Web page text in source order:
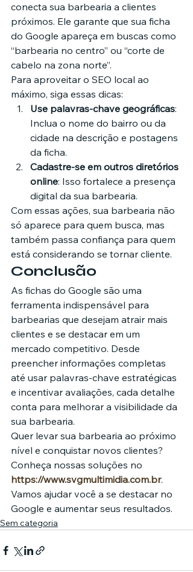
conecta sua barbearia a clientes
próximos. Ele garante que sua ficha
do Google apareça em buscas como
“barbearia no centro” ou “corte de
cabelo na zona norte”.
Para aproveitar o SEO local ao
máximo, siga essas dicas:
Use palavras-chave geográficas:
Inclua o nome do bairro ou da
cidade na descrição e postagens
da ficha.
Cadastre-se em outros diretórios
online: Isso fortalece a presença
digital da sua barbearia.
Com essas ações, sua barbearia não
só aparece para quem busca, mas
também passa confiança para quem
está considerando se tornar cliente.
Conclusão
As fichas do Google são uma
ferramenta indispensável para
barbearias que desejam atrair mais
clientes e se destacar em um
mercado competitivo. Desde
preencher informações completas
até usar palavras-chave estratégicas
e incentivar avaliações, cada detalhe
conta para melhorar a visibilidade da
sua barbearia.
Quer levar sua barbearia ao próximo
nível e conquistar novos clientes?
Conheça nossas soluções no
https://www.svgmultimidia.com.br.
Vamos ajudar você a se destacar no
Google e aumentar seus resultados.
Sem categoria